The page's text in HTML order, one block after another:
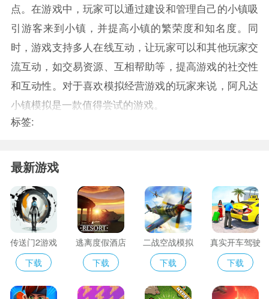
点。在游戏中，玩家可以通过建设和管理自己的小镇吸
引游客来到小镇，并提高小镇的繁荣度和知名度。同
时，游戏支持多人在线互动，让玩家可以和其他玩家交
流互动，如交易资源、互相帮助等，提高游戏的社交性
和互动性。对于喜欢模拟经营游戏的玩家来说，阿凡达
小镇模拟是一款值得尝试的游戏。
标签:
最新游戏
传送门2游戏
下载
逃离度假酒店
下载
二战空战模拟
器
下载
真实开车驾驶
大师
下载